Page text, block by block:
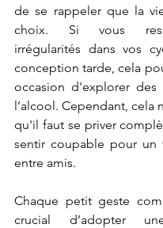
de se rappeler que la
choix. Si vous
irrégularités dans vos
conception tarde, cela
occasion d'explorer des
l’alcool. Cependant, cela
qu'il faut se priver
sentir coupable pour un
entre amis.
Chaque petit geste
crucial d’adopter